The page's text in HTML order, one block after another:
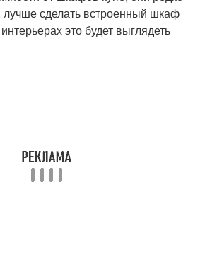
сделать встроенный шкаф
это будет выглядеть